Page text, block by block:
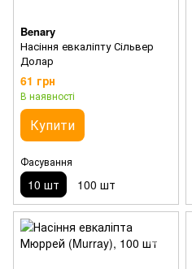
Benary
Насіння евкаліпту Сільвер
Долар
61 грн
В наявності
Купити
Фасування
10 шт 100 шт